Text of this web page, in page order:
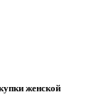
женской